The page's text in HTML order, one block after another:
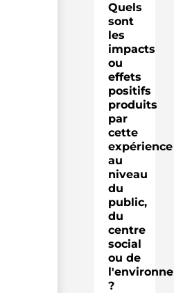
Quels
sont
les
impacts
ou
effets
positifs
produits
par
cette
expérience
au
niveau
du
public,
du
centre
social
ou de
?